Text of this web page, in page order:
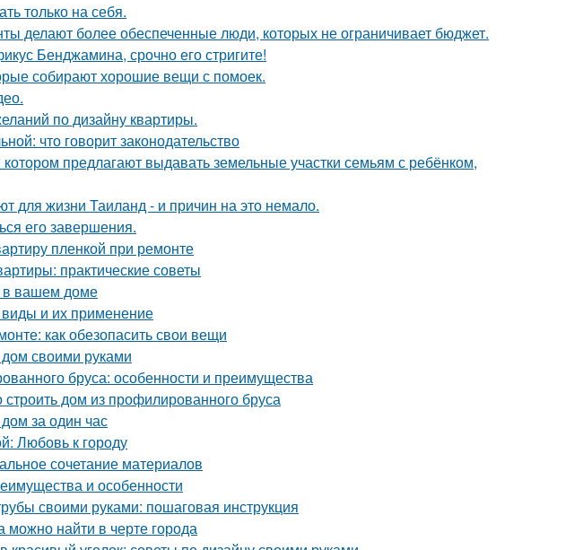
только на себя.
делают более обеспеченные люди, которых не ограничивает бюджет.
Бенджамина, срочно его стригите!
собирают хорошие вещи с помоек.
по дизайну квартиры.
что говорит законодательство
котором предлагают выдавать земельные участки семьям с ребёнком,
для жизни Таиланд - и причин на это немало.
его завершения.
пленкой при ремонте
практические советы
в вашем доме
и их применение
как обезопасить свои вещи
дом своими руками
бруса: особенности и преимущества
дом из профилированного бруса
за один час
Любовь к городу
сочетание материалов
и особенности
своими руками: пошаговая инструкция
найти в черте города